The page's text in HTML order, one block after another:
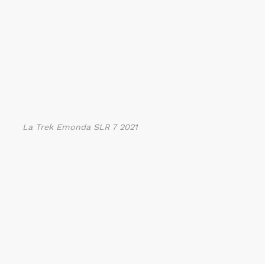
La Trek Emonda SLR 7 2021